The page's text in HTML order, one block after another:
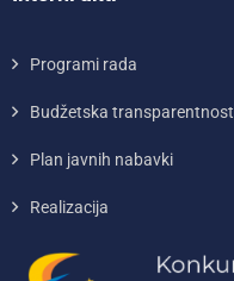
Programi rada
Budžetska transparentnost
Plan javnih nabavki
Realizacija